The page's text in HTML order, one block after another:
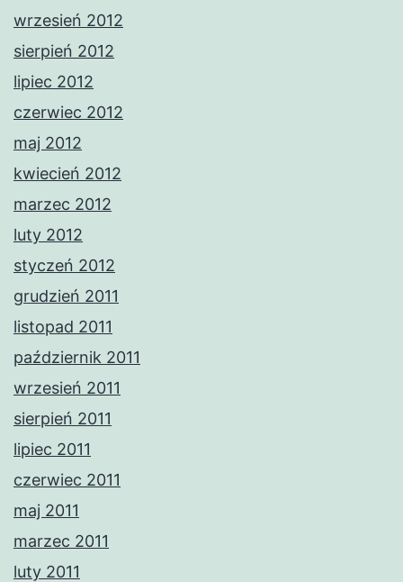
wrzesień 2012
sierpień 2012
lipiec 2012
czerwiec 2012
maj 2012
kwiecień 2012
marzec 2012
luty 2012
styczeń 2012
grudzień 2011
listopad 2011
październik 2011
wrzesień 2011
sierpień 2011
lipiec 2011
czerwiec 2011
maj 2011
marzec 2011
luty 2011